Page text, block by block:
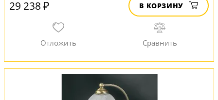
29 238 ₽ В КОРЗИНУ